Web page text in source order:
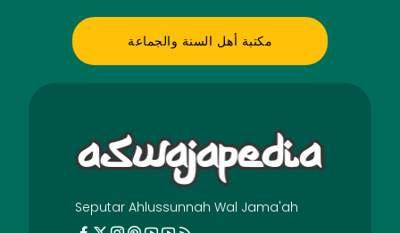
مكتبة أهل السنة والجماعة
Seputar Ahlussunnah Wal Jama'ah